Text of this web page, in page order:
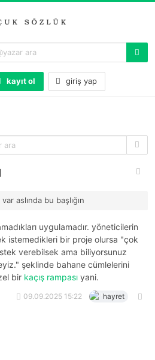
kayıt ol giriş yap
aslında bu başlığın
uygulamadır. yöneticilerin
istemedikleri bir proje olursa "çok
verebilsek ama biliyorsunuz
şeklinde bahane cümlelerini
bir kaçış rampası yani.
09.09.2025 15:22 hayret